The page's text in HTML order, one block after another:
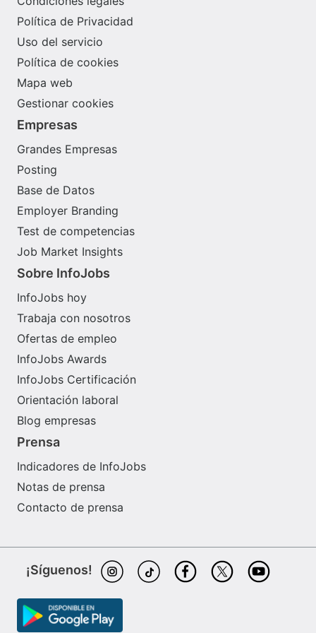
Política de Privacidad
Uso del servicio
Política de cookies
Mapa web
Gestionar cookies
Empresas
Grandes Empresas
Posting
Base de Datos
Employer Branding
Test de competencias
Job Market Insights
Sobre InfoJobs
InfoJobs hoy
Trabaja con nosotros
Ofertas de empleo
InfoJobs Awards
InfoJobs Certificación
Orientación laboral
Blog empresas
Prensa
Indicadores de InfoJobs
Notas de prensa
Contacto de prensa
¡Síguenos!